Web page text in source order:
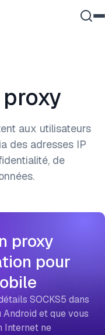
aux utilisateurs
des adresses IP
de
proxy
pour
SOCKS5 dans
et que vous
Internet ne